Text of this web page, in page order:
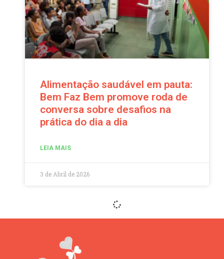
Alimentação saudável em pauta:
Bem Faz Bem promove roda de
conversa sobre desafios na
prática do dia a dia
LEIA MAIS
3 de Abril de 2026